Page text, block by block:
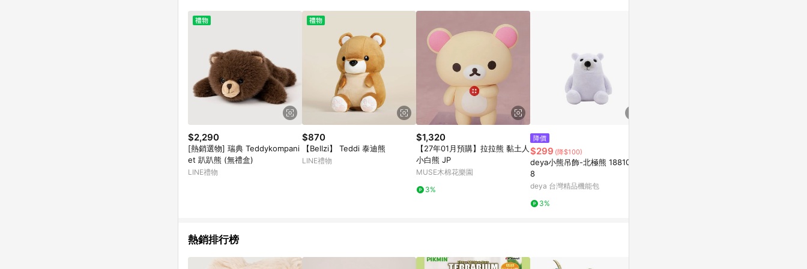
品資料更新會有時間差，如顯示之商品規格、顏色、價位、贈品與東森購物ETMall銷售網頁不符，以銷售網頁標示為
準。 9. 若有贈點爭議，請務必於訂單日期+180天以內至LINE購物客服洽詢；若超過180天(含)以上進行申訴，恕無法
贈點回饋。 10. 部分點數紅包僅限指定商品使用，或不適用於無回饋商品。各點數紅包之適用商品與使用條件請依點數
紅包頁面規則為準。
$2,290
[熱銷選物] 瑞典 Teddykompani
et 趴趴熊 (無禮盒)
LINE禮物
$870
【Bellzi】 Teddi 泰迪熊
LINE禮物
$1,320
【27年01月預購】拉拉熊 黏土人
小白熊 JP
MUSE木棉花樂園
3%
降價
$299 (降$100)
deya小熊吊飾-北極熊 18810401
8
deya 台灣精品機能包
3%
熱銷排行榜